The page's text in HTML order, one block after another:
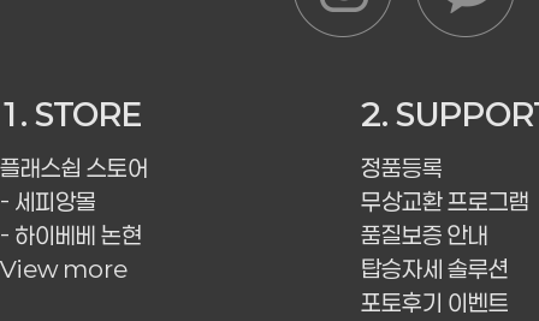
1. STORE
플래스쉽 스토어
- 세피앙몰
- 하이베베 논현
View more
2.
정품등록
무상교환 프로그램
품질보증 안내
탑승자세 솔루션
포토후기 이벤트